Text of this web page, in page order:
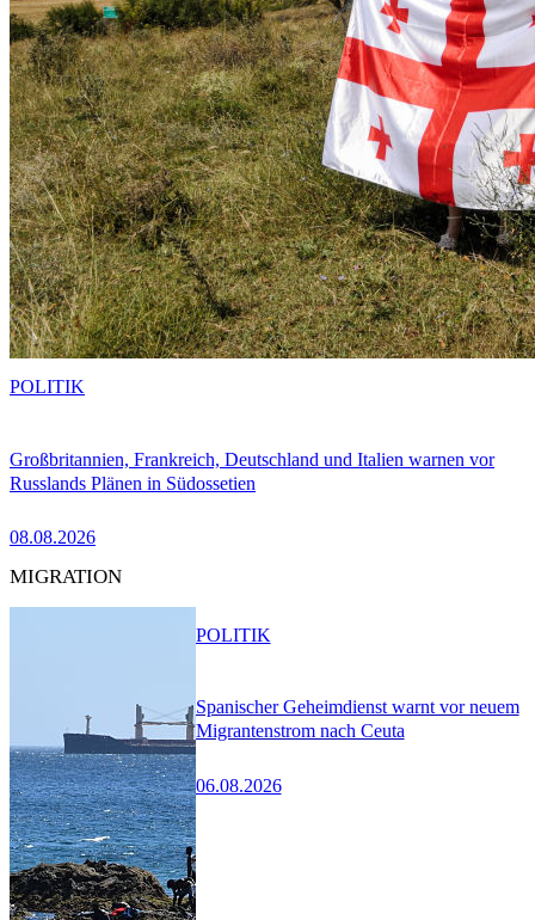
Großbritannien, Frankreich, Deutschland und Italien warnen vor
Russlands Plänen in Südossetien
08.08.2026
POLITIK
MIGRATION
Spanischer Geheimdienst warnt vor neuem
Migrantenstrom nach Ceuta
06.08.2026
POLITIK